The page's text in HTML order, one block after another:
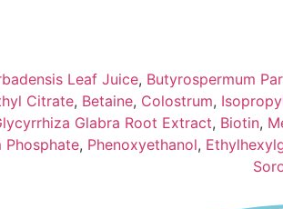
Leaf Juice, Butyrospermum
Citrate, Betaine, Colostrum,
Glabra Root Extract, Biotin,
Phosphate, Phenoxyethanol,